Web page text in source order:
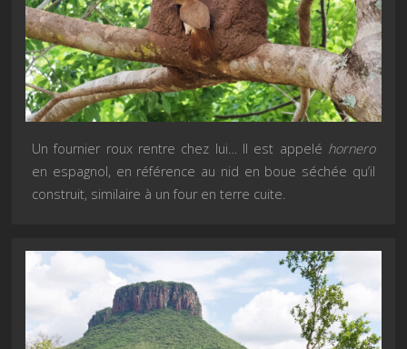
Un fournier roux rentre chez lui… Il est appelé hornero
en espagnol, en référence au nid en boue séchée qu’il
construit, similaire à un four en terre cuite.